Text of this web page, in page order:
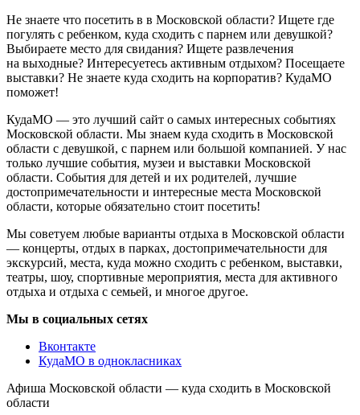
Не знаете что посетить в в Московской области? Ищете где
погулять с ребенком, куда сходить с парнем или девушкой?
Выбираете место для свидания? Ищете развлечения
на выходные? Интересуетесь активным отдыхом? Посещаете
выставки? Не знаете куда сходить на корпоратив? КудаМО
поможет!
КудаМО — это лучший сайт о самых интересных событиях
Московской области. Мы знаем куда сходить в Московской
области с девушкой, с парнем или большой компанией. У нас
только лучшие события, музеи и выставки Московской
области. События для детей и их родителей, лучшие
достопримечательности и интересные места Московской
области, которые обязательно стоит посетить!
Мы советуем любые варианты отдыха в Московской области
— концерты, отдых в парках, достопримечательности для
экскурсий, места, куда можно сходить с ребенком, выставки,
театры, шоу, спортивные мероприятия, места для активного
отдыха и отдыха с семьей, и многое другое.
Мы в социальных сетях
Вконтакте
КудаМО в однокласниках
Афиша Московской области — куда сходить в Московской
области